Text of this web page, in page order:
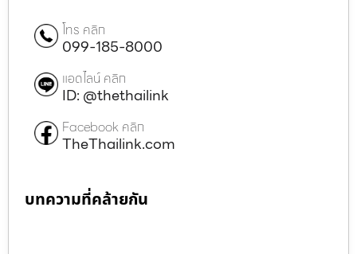
โทร คลิก
099-185-8000
แอดไลน์ คลิก
ID: @thethailink
Facebook คลิก
TheThailink.com
บทความที่คล้ายกัน